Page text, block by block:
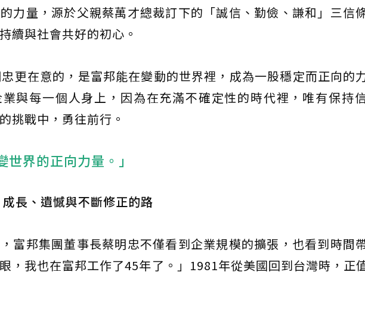
力量，源於父親蔡萬才總裁訂下的「誠信、勤儉、謙和」三信
續與社會共好的初心。
更在意的，是富邦能在變動的世界裡，成為一股穩定而正向的
與每一個人身上，因為在充滿不確定性的時代裡，唯有保持
挑戰中，勇往前行。
世界的正向力量。」
長、遺憾與不斷修正的路
富邦集團董事長蔡明忠不僅看到企業規模的擴張，也看到時間
，我也在富邦工作了45年了。」1981年從美國回到台灣時，正